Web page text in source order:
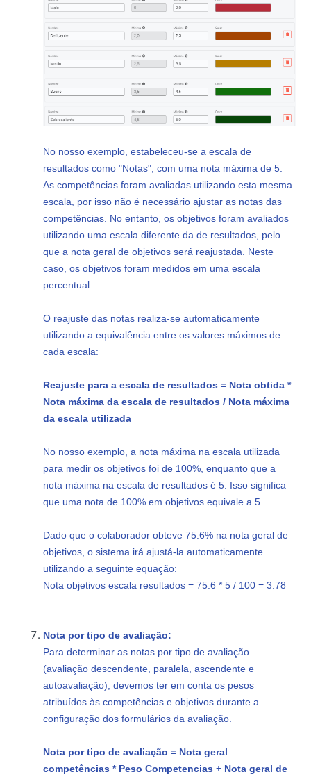
No nosso exemplo, estabeleceu-se a escala de
resultados como "Notas", com uma nota máxima de 5.
As competências foram avaliadas utilizando esta mesma
escala, por isso não é necessário ajustar as notas das
competências. No entanto, os objetivos foram avaliados
utilizando uma escala diferente da de resultados, pelo
que a nota geral de objetivos será reajustada. Neste
caso, os objetivos foram medidos em uma escala
percentual.
O reajuste das notas realiza-se automaticamente
utilizando a equivalência entre os valores máximos de
cada escala:
Reajuste para a escala de resultados = Nota obtida *
Nota máxima da escala de resultados / Nota máxima
da escala utilizada
No nosso exemplo, a nota máxima na escala utilizada
para medir os objetivos foi de 100%, enquanto que a
nota máxima na escala de resultados é 5. Isso significa
que uma nota de 100% em objetivos equivale a 5.
Dado que o colaborador obteve 75.6% na nota geral de
objetivos, o sistema irá ajustá-la automaticamente
utilizando a seguinte equação:
Nota objetivos escala resultados = 75.6 * 5 / 100 = 3.78
Nota por tipo de avaliação:
Para determinar as notas por tipo de avaliação
(avaliação descendente, paralela, ascendente e
autoavaliação), devemos ter em conta os pesos
atribuídos às competências e objetivos durante a
configuração dos formulários da avaliação.
Nota por tipo de avaliação = Nota geral
competências * Peso Competencias + Nota geral de